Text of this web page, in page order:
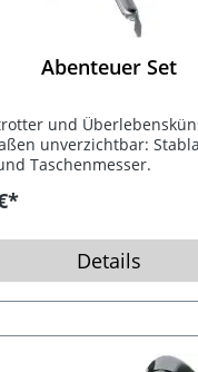
Abenteuer Set
und
unverzichtbar:
Taschenmesser.
Details